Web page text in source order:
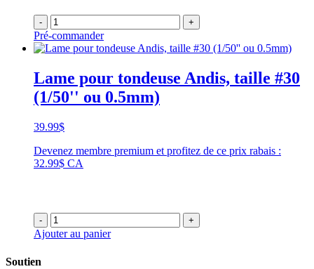
- +
Pré-commander
Lame pour tondeuse Andis, taille #30
(1/50'' ou 0.5mm)
39.99$
Devenez membre premium et profitez de ce prix rabais :
32.99$ CA
- +
Ajouter au panier
Soutien